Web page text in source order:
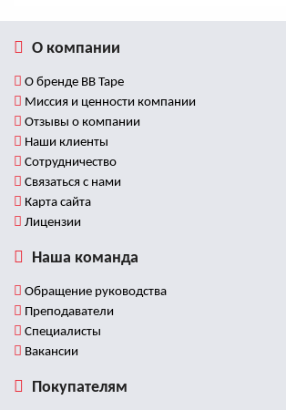
О компании
О бренде BB Tape
Миссия и ценности компании
Отзывы о компании
Наши клиенты
Сотрудничество
Связаться с нами
Карта сайта
Лицензии
Наша команда
Обращение руководства
Преподаватели
Специалисты
Вакансии
Покупателям